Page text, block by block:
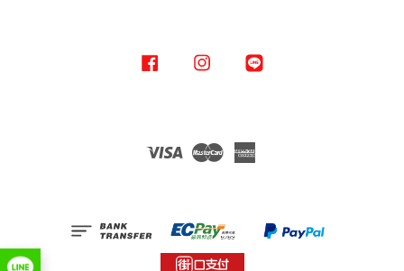
Facebook Instagram
Visa Master